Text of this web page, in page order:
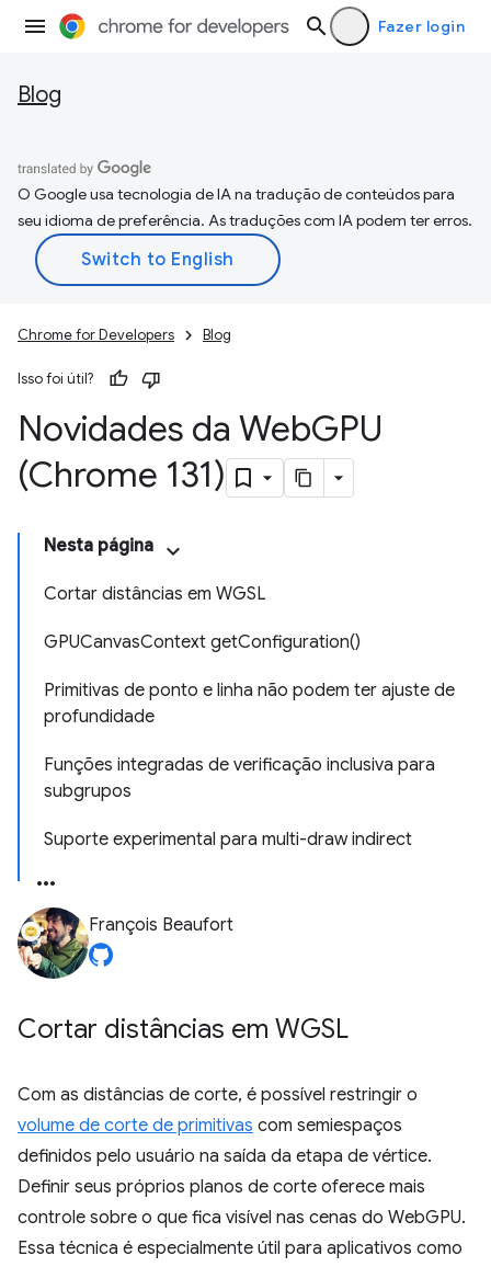
Fazer login
Blog
O Google usa tecnologia de IA na tradução de conteúdos para
seu idioma de preferência. As traduções com IA podem ter erros.
Chrome for Developers Blog
Isso foi útil?
Novidades da WebGPU
(Chrome 131)
Nesta página
Cortar distâncias em WGSL
GPUCanvasContext getConfiguration()
Primitivas de ponto e linha não podem ter ajuste de
profundidade
Funções integradas de verificação inclusiva para
subgrupos
Suporte experimental para multi-draw indirect
François Beaufort
Cortar distâncias em WGSL
Com as distâncias de corte, é possível restringir o
volume de corte de primitivas com semiespaços
definidos pelo usuário na saída da etapa de vértice.
Definir seus próprios planos de corte oferece mais
controle sobre o que fica visível nas cenas do WebGPU.
Essa técnica é especialmente útil para aplicativos como